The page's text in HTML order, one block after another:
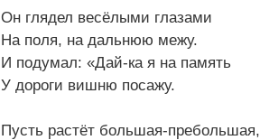
Он глядел весёлыми глазами
На поля, на дальнюю межу.
И подумал: «Дай-ка я на память
У дороги вишню посажу.
Пусть растёт большая-пребольшая,